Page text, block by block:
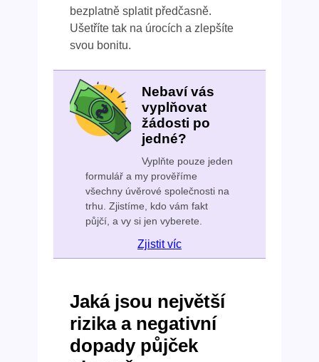
bezplatně splatit předčasně.
Ušetříte tak na úrocích a zlepšíte
svou bonitu.
Nebaví vás
vyplňovat
žádosti po
jedné?
Vyplňte pouze jeden
formulář a my prověříme
všechny úvěrové společnosti na
trhu. Zjistíme, kdo vám fakt
půjčí, a vy si jen vyberete.
Zjistit víc
Jaká jsou největší
rizika a negativní
dopady půjček